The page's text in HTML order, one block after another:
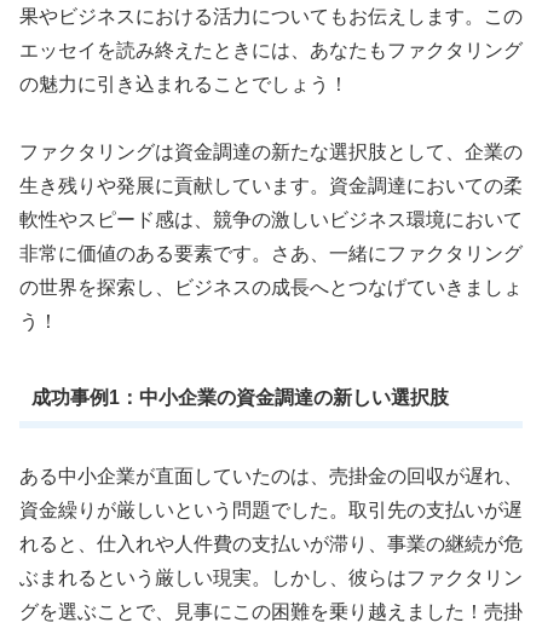
果やビジネスにおける活力についてもお伝えします。この
エッセイを読み終えたときには、あなたもファクタリング
の魅力に引き込まれることでしょう！
ファクタリングは資金調達の新たな選択肢として、企業の
生き残りや発展に貢献しています。資金調達においての柔
軟性やスピード感は、競争の激しいビジネス環境において
非常に価値のある要素です。さあ、一緒にファクタリング
の世界を探索し、ビジネスの成長へとつなげていきましょ
う！
成功事例1：中小企業の資金調達の新しい選択肢
ある中小企業が直面していたのは、売掛金の回収が遅れ、
資金繰りが厳しいという問題でした。取引先の支払いが遅
れると、仕入れや人件費の支払いが滞り、事業の継続が危
ぶまれるという厳しい現実。しかし、彼らはファクタリン
グを選ぶことで、見事にこの困難を乗り越えました！売掛